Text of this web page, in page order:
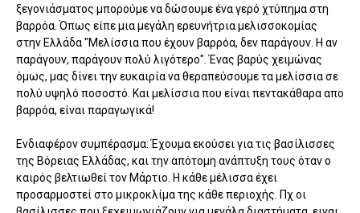
ξεγονιάσματος μπορούμε να δώσουμε ένα γερό χτύπημα στη
βαρρόα. Όπως είπε μια μεγάλη ερευνήτρια μελισσοκομίας
στην Ελλάδα "Μελίσσια που έχουν βαρρόα, δεν παράγουν. Η αν
παράγουν, παράγουν πολύ λιγότερο". Ένας βαρύς χειμώνας
όμως, μας δίνει την ευκαιρία να θεραπεύσουμε τα μελίσσια σε
πολύ υψηλό ποσοστό. Και μελίσσια που είναι πεντακάθαρα απο
βαρρόα, είναι παραγωγικά!
Ενδιαφέρον συμπέρασμα: Έχουμα εκούσει για τις βασίλισσες
της Βόρειας Ελλάδας, και την απότομη ανάπτυξη τους όταν ο
καιρός βελτιωθεί τον Μάρτιο. Η κάθε μέλισσα έχει
προσαρμοστεί στο μικροκλίμα της κάθε περιοχής. Πχ οι